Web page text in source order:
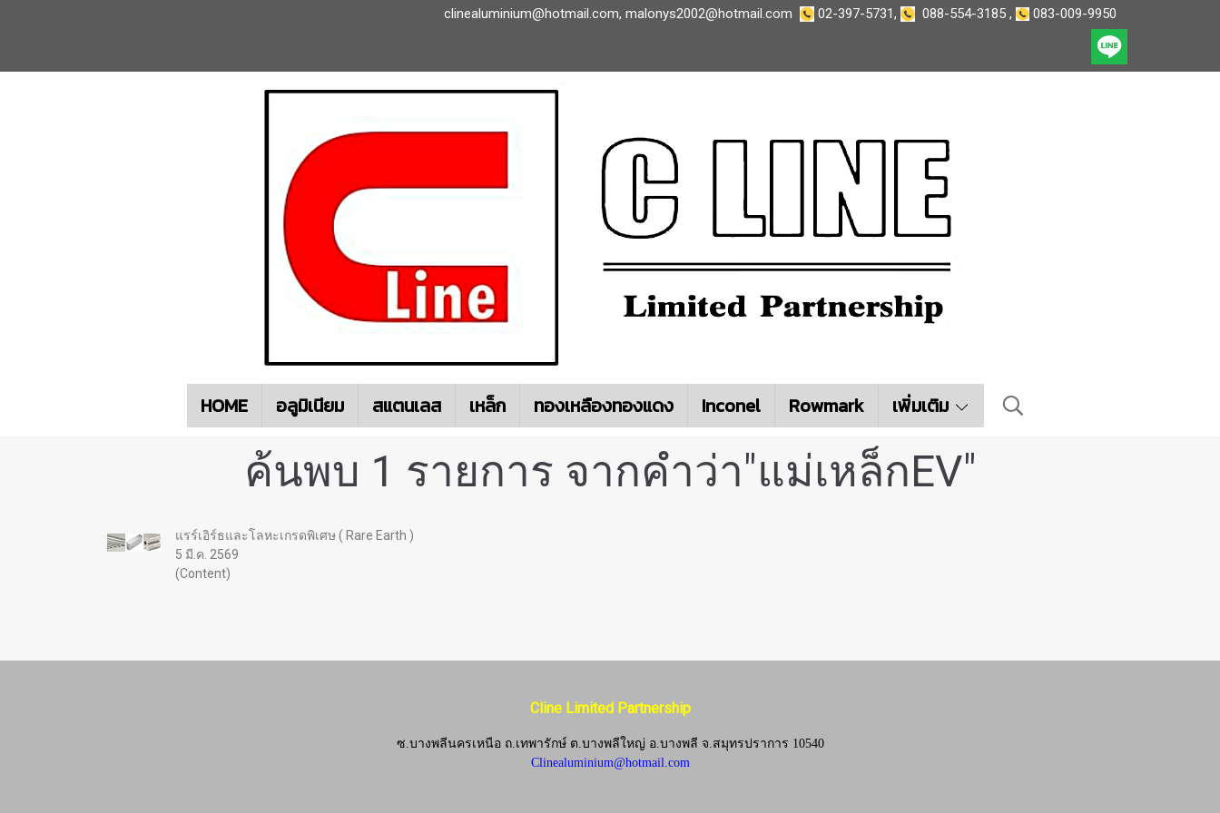
clinealuminium@hotmail.com, malonys2002@hotmail.com 02-397-5731, 088-554-3185 , 083-009-9950
HOME อลูมิเนียม สแตนเลส เหล็ก ทองเหลืองทองแดง Inconel Rowmark เพิ่มเติม
ค้นพบ 1 รายการ จากคำว่า"แม่เหล็กEV"
แรร์เอิร์ธและโลหะเกรดพิเศษ ( Rare Earth )
5 มี.ค. 2569
(Content)
Cline Limited Partnership
ซ.บางพลีนครเหนือ ถ.เทพารักษ์ ต.บางพลีใหญ่ อ.บางพลี จ.สมุทรปราการ 10540
Clinealuminium@hotmail.com